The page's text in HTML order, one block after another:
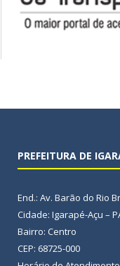
PREFEITURA DE
End.: Av. Barão do Rio
Cidade: Igarapé-Açu –
Bairro: Centro
CEP: 68725-000